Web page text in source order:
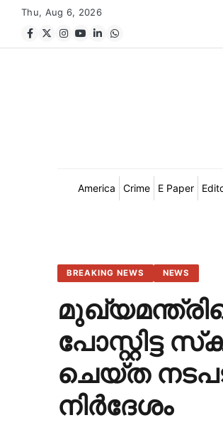
Thu, Aug 6, 2026
America Crime E Paper
BREAKING NEWS NEWS
ചെയ്ത
നിർദേശം